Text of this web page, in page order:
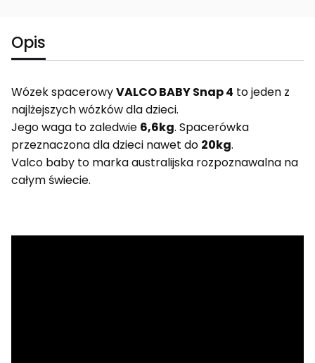
Opis
Wózek spacerowyVALCO BABY Snap 4 to jeden z
najlżejszych wózków dla dzieci.
Jego waga to zaledwie 6,6kg. Spacerówka
przeznaczona dla dzieci nawet do 20kg.
Valco baby to marka australijska rozpoznawalna na
całym świecie.